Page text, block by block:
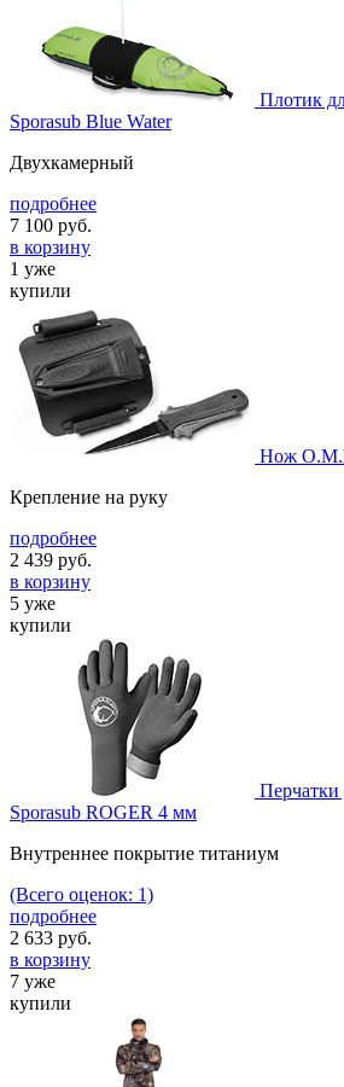
Плотик
Sporasub Blue Water
Двухкамерный
подробнее
7 100 руб.
в корзину
1 уже
купили
Нож
Крепление на руку
подробнее
2 439 руб.
в корзину
5 уже
купили
Перчатки
Sporasub ROGER 4 мм
Внутреннее покрытие титаниум
(Всего оценок: 1)
подробнее
2 633 руб.
в корзину
7 уже
купили